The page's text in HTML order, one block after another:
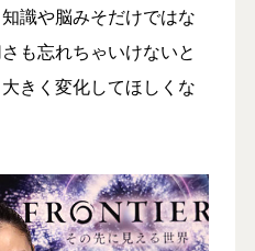
識や脳みそだけではな
も忘れちゃいけないと
きく変化してほしくな